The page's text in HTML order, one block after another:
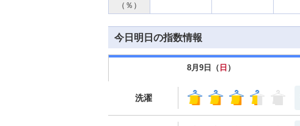
（％）
今日明日の指数情報
8月9日（ 日 ）
洗濯